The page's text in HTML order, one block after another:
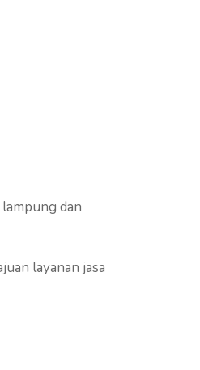
dan
layanan jasa